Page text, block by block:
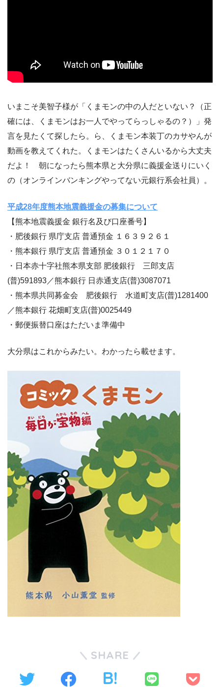
いまこそ美智子様が「くまモンの中の人だといない？（正
確には、くまモンはお一人でやってらっしゃるの？）」発
言を見たくて探したら。ら、くまモン本装丁のカサやんが
動画を教えてくれた。くまモンはたくさんいるから大丈夫
だよ！ 朝になったら熊本県と大分県に義援金送りにいく
の（オンラインバンキングやってない元銀行系会社員）。
平成28年度熊本地震義援金の募集について
【熊本地震義援金 銀行名及び口座番号】
・肥後銀行 県庁支店 普通預金 １６３９２６１
・熊本銀行 県庁支店 普通預金 ３０１２１７０
・日本赤十字社熊本県支部 肥後銀行 三郎支店
(普)591893／熊本銀行 日赤通支店(普)3087071
・熊本県共同募金会 肥後銀行 水道町支店(普)1281400
／熊本銀行 花畑町支店(普)0025449
・郵便振替口座はただいま準備中
大分県はこれからみたい。わかったら載せます。
SHARE